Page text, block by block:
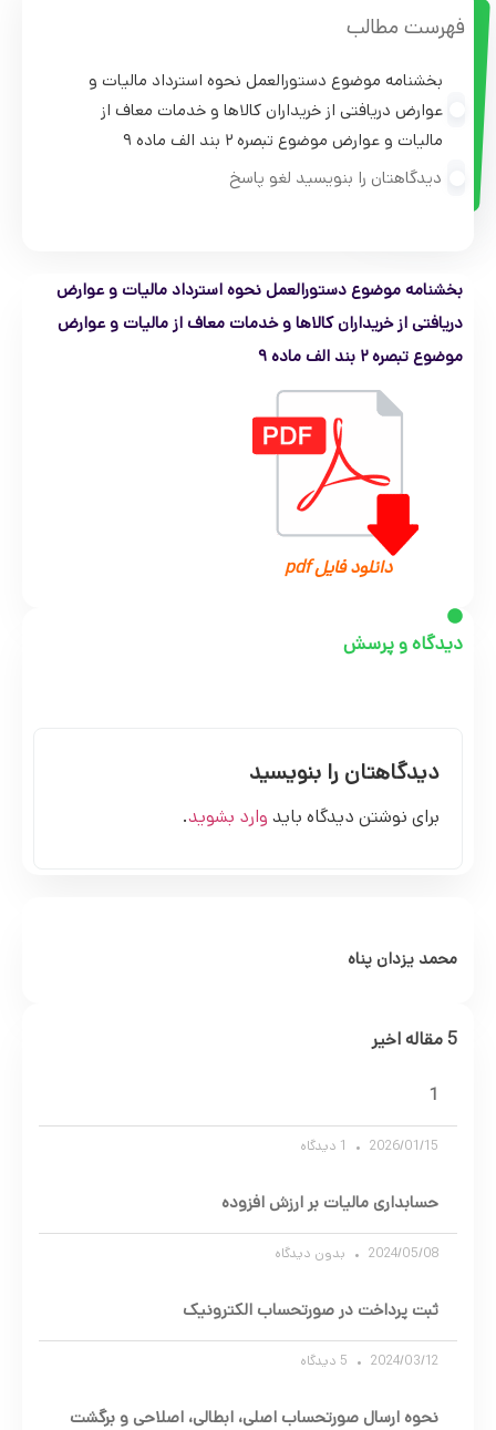
فهرست مطالب
بخشنامه موضوع دستورالعمل نحوه استرداد مالیات و
عوارض دریافتی از خریداران کالاها و خدمات معاف از
مالیات و عوارض موضوع تبصره ۲ بند الف ماده ۹
دیدگاهتان را بنویسید لغو پاسخ
بخشنامه موضوع دستورالعمل نحوه استرداد مالیات و عوارض
دریافتی از خریداران کالاها و خدمات معاف از مالیات و عوارض
موضوع تبصره ۲ بند الف ماده ۹
دانلود فایل pdf
دیدگاه و پرسش
دیدگاهتان را بنویسید
برای نوشتن دیدگاه باید وارد بشوید.
محمد یزدان پناه
5 مقاله اخیر
1
2026/01/15
حسابداری مالیات بر ارزش افزوده
2024/05/08 بدون دیدگاه
ثبت پرداخت در صورتحساب الکترونیک
2024/03/12
نحوه ارسال صورتحساب اصلی، ابطالی، اصلاحی و برگشت